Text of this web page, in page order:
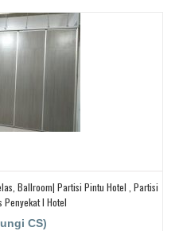
Ballroom| Partisi Pintu Hotel , Partisi
Penyekat I Hotel
CS)